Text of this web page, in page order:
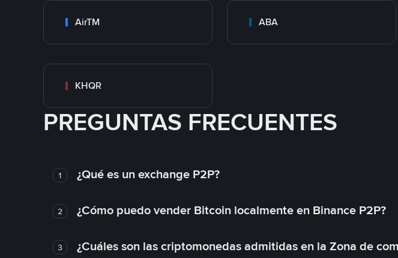
AirTM ABA
KHQR
PREGUNTAS FRECUENTES
1 ¿Qué es un exchange P2P?
2 ¿Cómo puedo vender Bitcoin localmente en Binance P2P?
3 ¿Cuáles son las criptomonedas admitidas en la Zona de